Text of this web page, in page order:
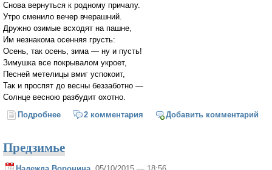
Снова вернуться к родному причалу.
Утро сменило вечер вчерашний.
Дружно озимые всходят на пашне,
Им незнакома осенняя грусть:
Осень, так осень, зима — ну и пусть!
Зимушка все покрывалом укроет,
Песней метелицы вмиг успокоит,
Так и проспят до весны беззаботно —
Солнце весною разбудит охотно.
Подробнее о Осенний этюд
2 комментария Добавить комментарий
Предзимье